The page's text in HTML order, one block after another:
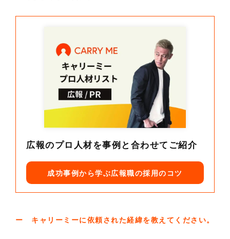
広報のプロ人材を事例と合わせてご紹介
成功事例から学ぶ広報職の採用のコツ
ー キャリーミーに依頼された経緯を教えてください。